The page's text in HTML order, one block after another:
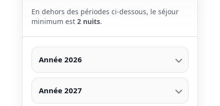
En dehors des périodes ci-dessous, le séjour
minimum est 2 nuits.
Année 2026
Année 2027